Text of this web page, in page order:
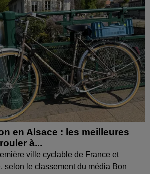
en Alsace : les meilleures
à...
ville cyclable de France et
selon le classement du média Bon